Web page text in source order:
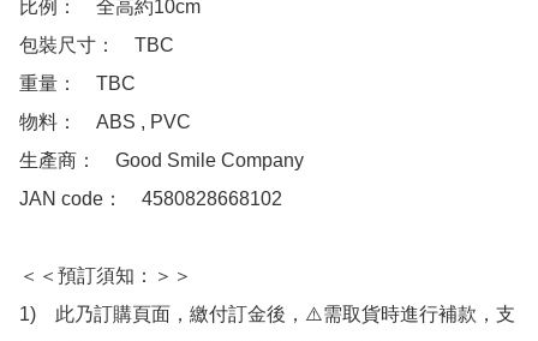
比例：　全高約10cm
包裝尺寸：　TBC
重量：　TBC
物料：　ABS , PVC
生產商：　Good Smile Company
JAN code：　4580828668102
＜＜預訂須知：＞＞
1)　此乃訂購頁面，繳付訂金後，⚠️需取貨時進行補款，支